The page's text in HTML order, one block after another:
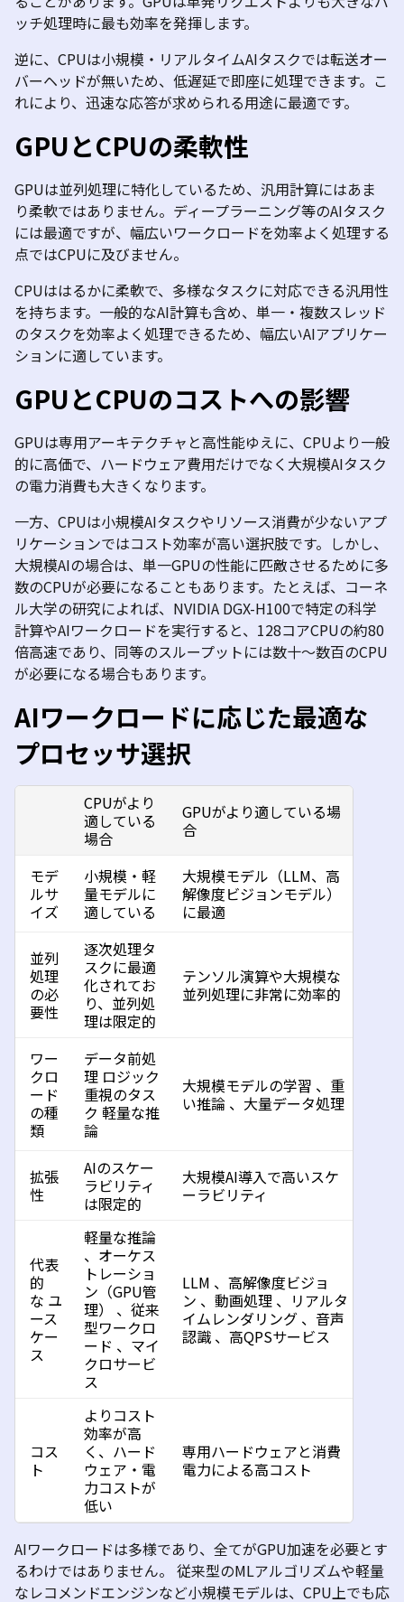
ッチ処理時に最も効率を発揮します。
逆に、 CPUは小規模・リアルタイムAIタスクでは転送オー
バーヘッドが無いため、低遅延で即座に処理できます。こ
れにより、迅速な応答が求められる用途に最適です。
GPUとCPUの柔軟性
GPUは並列処理に特化しているため、汎用計算にはあま
り柔軟ではありません。ディープラーニング等のAIタスク
には最適ですが、幅広いワークロードを効率よく処理する
点ではCPUに及びません。
CPUははるかに柔軟で、多様なタスクに対応できる汎用性
を持ちます。一般的なAI計算も含め、単一・複数スレッド
のタスクを効率よく処理できるため、幅広いAIアプリケー
ションに適しています。
GPUとCPUのコストへの影響
GPUは専用アーキテクチャと高性能ゆえに、 CPUより一般
的に高価で、ハードウェア費用だけでなく大規模AIタスク
の電力消費も大きくなります。
一方、 CPUは小規模AIタスクやリソース消費が少ないアプ
リケーションではコスト効率が高い選択肢です。しかし、
大規模AIの場合は、単一GPUの性能に匹敵させるために多
数のCPUが必要になることもあります。たとえば、コーネ
ル大学の研究によれば、 NVIDIA DGX-H100で特定の科学
計算やAIワークロードを実行すると、 128コアCPUの約80
倍高速であり、同等のスループットには数十～数百のCPU
が必要になる場合もあります。
AIワークロードに応じた最適な
プロセッサ選択
CPUがより
適している
場合
GPUがより適している場
合
モデ
ルサ
イズ
小規模・軽
量モデルに
適している
大規模モデル（LLM、高
解像度ビジョンモデル）
に最適
並列
処理
の必
要性
逐次処理タ
スクに最適
化されてお
り、並列処
理は限定的
テンソル演算や大規模な
並列処理に非常に効率的
ワー
クロ
ード
の種
類
データ前処
理 ロジック
重視のタス
ク 軽量な推
論
大規模モデルの学習 、 重
い推論 、 大量データ処理
拡張
性
AIのスケー
ラビリティ
は限定的
大規模AI導入で高いスケ
ーラビリティ
代表
的
な ユ
ース
ケー
ス
軽量な推論
、 オーケス
トレーショ
ン（GPU管
理）
、 従来
型ワークロ
ード 、 マイ
クロサービ
ス
LLM 、 高解像度ビジョ
ン 、 動画処理 、 リアルタ
イムレンダリング 、 音声
認識 、 高QPSサービス
コス
ト
よりコスト
効率が高
く、ハード
ウェア・電
力コストが
低い
専用ハードウェアと消費
電力による高コスト
AIワークロードは多様であり、全てがGPU加速を必要とす
るわけではありません。 従来型のMLアルゴリズムや軽量
なレコメンドエンジンなど小規模モデルは、 CPU上でも応